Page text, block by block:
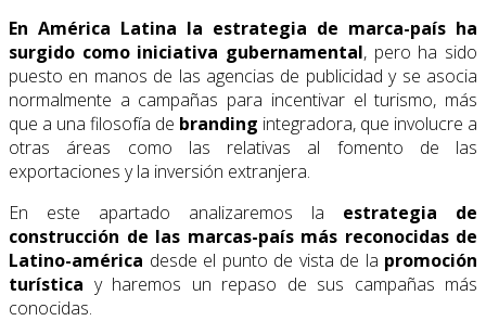
En América Latina la estrategia de marca-país ha
surgido como iniciativa gubernamental, pero ha sido
puesto en manos de las agencias de publicidad y se asocia
normalmente a campañas para incentivar el turismo, más
que a una filosofía de branding integradora, que involucre a
otras áreas como las relativas al fomento de las
exportaciones y la inversión extranjera.
En este apartado analizaremos la estrategia de
construcción de las marcas-país más reconocidas de
Latino-américa desde el punto de vista de la promoción
turística y haremos un repaso de sus campañas más
conocidas.